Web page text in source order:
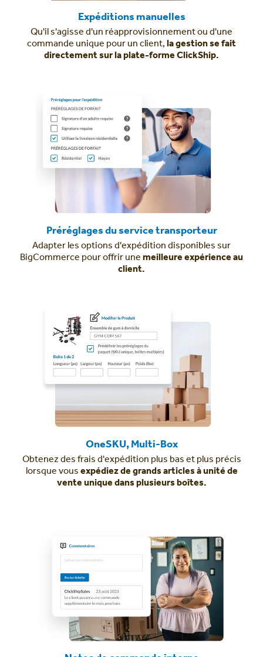
Expéditions manuelles
Qu'il s'agisse d'un réapprovisionnement ou d'une
commande unique pour un client, la gestion se fait
directement sur la plate-forme ClickShip.
Préréglages du service transporteur
Adapter les options d'expédition disponibles sur
BigCommerce pour offrir une meilleure expérience au
client.
OneSKU, Multi-Box
Obtenez des frais d'expédition plus bas et plus précis
lorsque vous expédiez de grands articles à unité de
vente unique dans plusieurs boîtes.